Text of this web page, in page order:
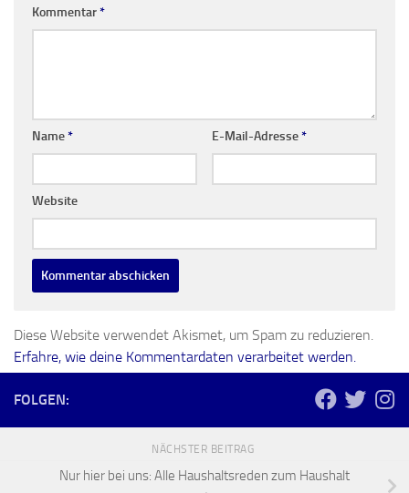
Kommentar*
Name* E-Mail-Adresse*
Website
Diese Website verwendet Akismet, um Spam zu reduzieren.
Erfahre, wie deine Kommentardaten verarbeitet werden.
FOLGEN:
NÄCHSTER BEITRAG
Nur hier bei uns: Alle Haushaltsreden zum Haushalt